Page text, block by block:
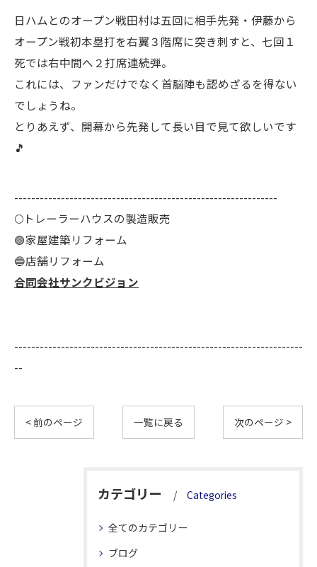
日ハムとのオープン戦田村は五回に相手先発・伊藤から
オープン戦初本塁打を右翼３階席に突き刺すと、七回１
死では右中間へ２打席連続弾。
これには、ファンだけでなく首脳陣も認めざるを得ない
でしょうね。
とりあえず、開幕から先発して長い目で見て欲しいです
🎵
--------------------------------------------------------------
🌕️トレーラーハウスの製造販売
🟢家屋建築リフォーム
🔵店舗リフォーム
合同会社サンクビジョン
--------------------------------------------------------------------
--
< 前のページ 一覧に戻る 次のページ >
カテゴリー Categories
全てのカテゴリー
ブログ